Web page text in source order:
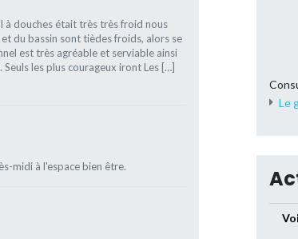
à douches était très très froid nous
du bassin sont tièdes froids, alors se
est très agréable et serviable ainsi
les plus courageux iront Les […]
midi à l'espace bien être.
Le